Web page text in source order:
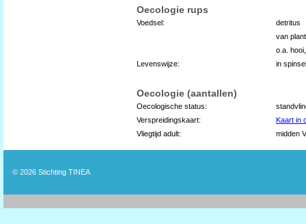
Oecologie rups
Voedsel:
detritus
van
o.a.
Levenswijze:
in
Oecologie (aantallen)
Oecologische status:
Verspreidingskaart:
Kaart in
Vliegtijd adult:
midden
© 2026 Stichting TINEA